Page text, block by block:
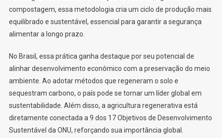
compostagem, essa metodologia cria um ciclo de produção mais
equilibrado e sustentável, essencial para garantir a segurança
alimentar a longo prazo.
No Brasil, essa prática ganha destaque por seu potencial de
alinhar desenvolvimento econômico com a preservação do meio
ambiente. Ao adotar métodos que regeneram o solo e
sequestram carbono, o país pode se tornar um líder global em
sustentabilidade. Além disso, a agricultura regenerativa está
diretamente conectada a 9 dos 17 Objetivos de Desenvolvimento
Sustentável da ONU, reforçando sua importância global.